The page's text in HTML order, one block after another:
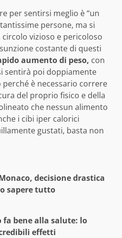
per sentirsi meglio è “un
persone, ma si
vizioso e pericoloso
costante di questi
aumento di peso, con
sentirà poi doppiamente
è necessario correre
del proprio fisico e della
che nessun alimento
i cibi iper calorici
gustati, basta non
decisione drastica
sapere tutto
bene alla salute: lo
effetti